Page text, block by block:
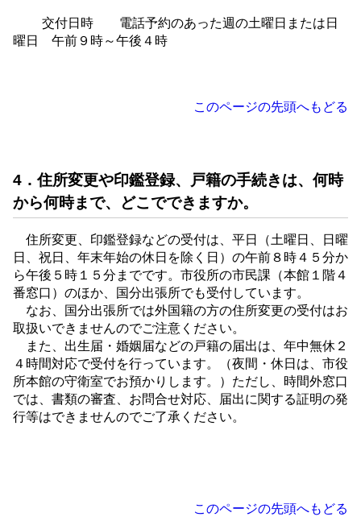
交付日時 電話予約のあった週の土曜日または日
曜日 午前９時～午後４時
このページの先頭へもどる
4．住所変更や印鑑登録、戸籍の手続きは、何時
から何時まで、どこでできますか。
住所変更、印鑑登録などの受付は、平日（土曜日、日曜
日、祝日、年末年始の休日を除く日）の午前８時４５分か
ら午後５時１５分までです。市役所の市民課（本館１階４
番窓口）のほか、国分出張所でも受付しています。
なお、国分出張所では外国籍の方の住所変更の受付はお
取扱いできませんのでご注意ください。
また、出生届・婚姻届などの戸籍の届出は、年中無休２
４時間対応で受付を行っています。（夜間・休日は、市役
所本館の守衛室でお預かりします。）ただし、時間外窓口
では、書類の審査、お問合せ対応、届出に関する証明の発
行等はできませんのでご了承ください。
このページの先頭へもどる